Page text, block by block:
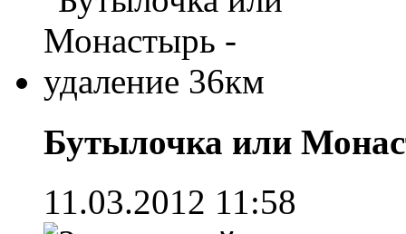
Бутылочка или
11.03.2012 11:58